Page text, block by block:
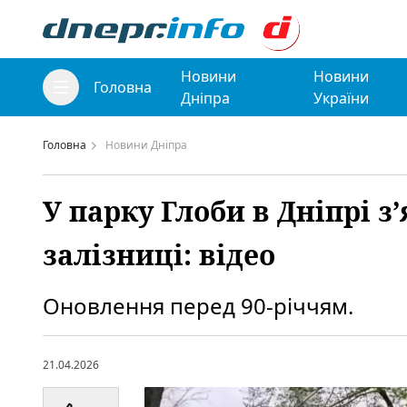
Головна
Новини
Дніпра
Новини
України
Головна Новини Дніпра
У парку Глоби в Дніпрі
залізниці: відео
Оновлення перед 90-річчям.
21.04.2026